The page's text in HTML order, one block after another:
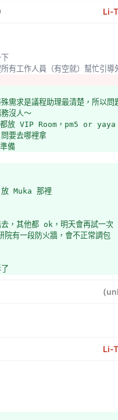
的
心、進會議室
候會去鎖，但是因為議程助理跟
候會去鎖，但是因為議程助理跟
溝通？
用，try slack
處理：瓶裝水、時間到的牌子、
為講者不會主動去拿錢，要主動
候提醒三 4 事
room
），有就給 size，沒有就給
有點接手不及
幫忙注意有無為難講者等狀況
Li-
下
所有工作人員（有空就）幫忙引
需求是議程助理最清楚，所以問
沒人～
都放 VIP Room，pm5 or
要去哪裡拿
備
放 Muka 那裡
其他都 ok，明天會再試一次
有一段防火牆，會不正常調包
的
候會去鎖，但是因為議程助理跟
通？
Li-